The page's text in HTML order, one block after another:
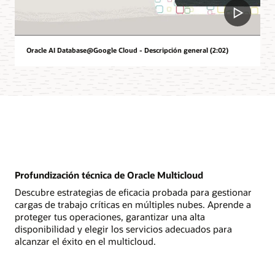
Oracle AI Database@Google Cloud - Descripción general (2:02)
Profundización técnica de Oracle Multicloud
Descubre estrategias de eficacia probada para gestionar
cargas de trabajo críticas en múltiples nubes. Aprende a
proteger tus operaciones, garantizar una alta
disponibilidad y elegir los servicios adecuados para
alcanzar el éxito en el multicloud.